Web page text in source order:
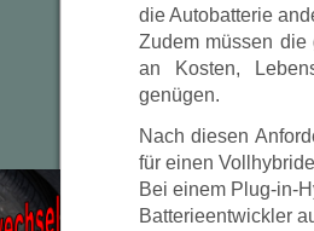
die Autobatterie
Zudem müssen die
an Kosten,
genügen.
Nach diesen
für einen
Bei einem Plug-in-
Batterieentwickler